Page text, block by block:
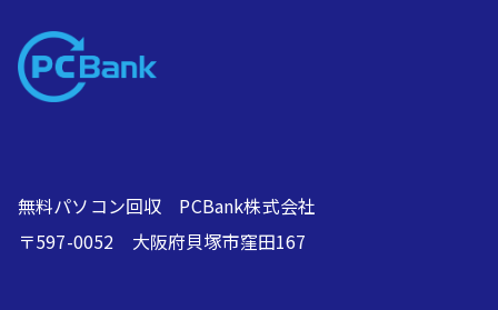
無料パソコン回収 PCBank株式会社
〒597-0052 大阪府貝塚市窪田167